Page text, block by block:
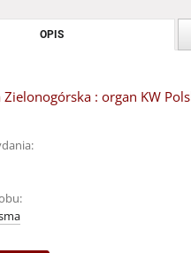
OPIS
Zielonogórska : organ KW